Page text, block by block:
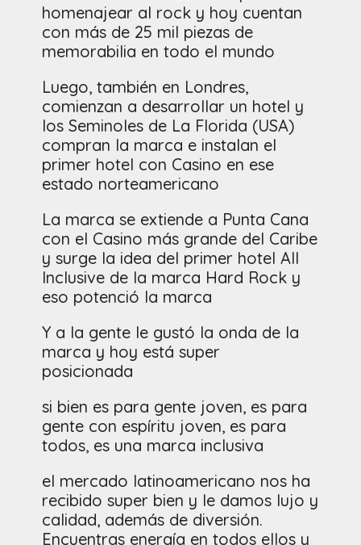
homenajear al rock y hoy cuentan
con más de 25 mil piezas de
memorabilia en todo el mundo
Luego, también en Londres,
comienzan a desarrollar un hotel y
los Seminoles de La Florida (USA)
compran la marca e instalan el
primer hotel con Casino en ese
estado norteamericano
La marca se extiende a Punta Cana
con el Casino más grande del Caribe
y surge la idea del primer hotel All
Inclusive de la marca Hard Rock y
eso potenció la marca
Y a la gente le gustó la onda de la
marca y hoy está super
posicionada
si bien es para gente joven, es para
gente con espíritu joven, es para
todos, es una marca inclusiva
el mercado latinoamericano nos ha
recibido super bien y le damos lujo y
calidad, además de diversión.
Encuentras energía en todos ellos y